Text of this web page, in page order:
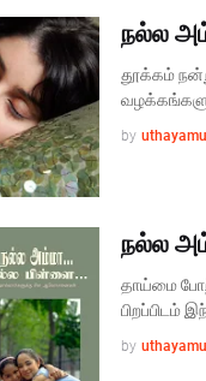
நல்ல
தூக்கம்
by
நல்ல
தாய்மை
பிறப்பிடம்
by